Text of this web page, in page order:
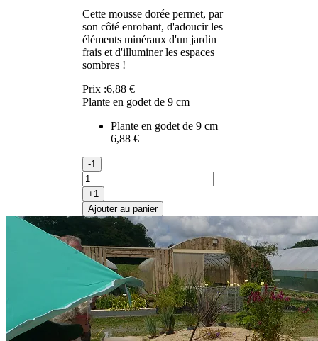
Cette mousse dorée permet, par
son côté enrobant, d'adoucir les
éléments minéraux d'un jardin
frais et d'illuminer les espaces
sombres !
Prix :6,88 €
Plante en godet de 9 cm
Plante en godet de 9 cm
6,88 €
-1
+1
Ajouter au panier